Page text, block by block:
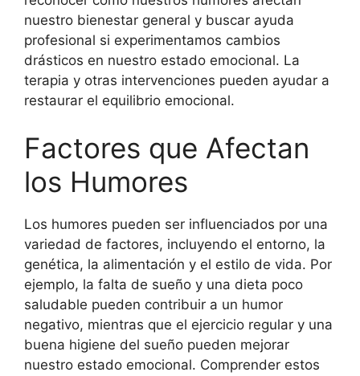
nuestro bienestar general y buscar ayuda
profesional si experimentamos cambios
drásticos en nuestro estado emocional. La
terapia y otras intervenciones pueden ayudar a
restaurar el equilibrio emocional.
Factores que Afectan
los Humores
Los humores pueden ser influenciados por una
variedad de factores, incluyendo el entorno, la
genética, la alimentación y el estilo de vida. Por
ejemplo, la falta de sueño y una dieta poco
saludable pueden contribuir a un humor
negativo, mientras que el ejercicio regular y una
buena higiene del sueño pueden mejorar
nuestro estado emocional. Comprender estos